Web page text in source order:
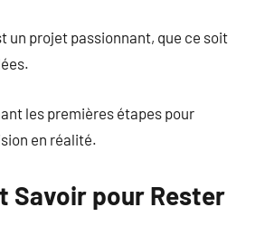
un projet passionnant, que ce soit
les premières étapes pour
en réalité.
Savoir pour Rester